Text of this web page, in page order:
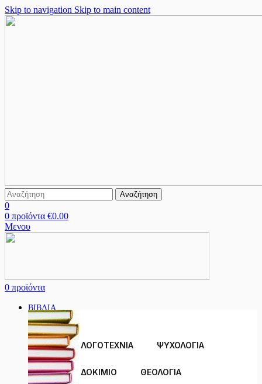
Skip to navigation Skip to main content
Αναζήτηση
0
0 προϊόντα €0.00
Μενου
0 προϊόντα
ΒΙΒΛΙΑ
ΛΟΓΟΤΕΧΝΙΑ ΨΥΧΟΛΟΓΙΑ
ΔΟΚΊΜΙΟ ΘΕΟΛΟΓΙΑ